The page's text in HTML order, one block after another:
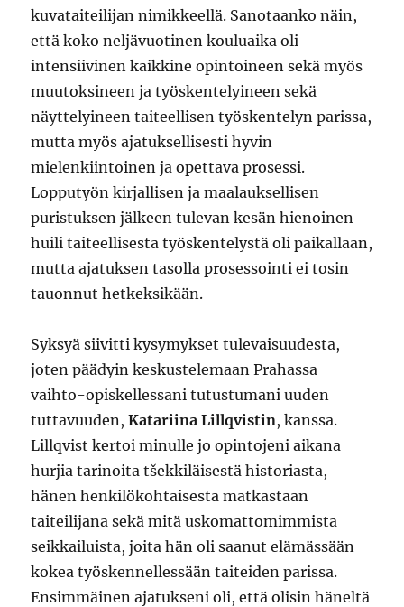
kuvataiteilijan nimikkeellä. Sanotaanko näin,
että koko neljävuotinen kouluaika oli
intensiivinen kaikkine opintoineen sekä myös
muutoksineen ja työskentelyineen sekä
näyttelyineen taiteellisen työskentelyn parissa,
mutta myös ajatuksellisesti hyvin
mielenkiintoinen ja opettava prosessi.
Lopputyön kirjallisen ja maalauksellisen
puristuksen jälkeen tulevan kesän hienoinen
huili taiteellisesta työskentelystä oli paikallaan,
mutta ajatuksen tasolla prosessointi ei tosin
tauonnut hetkeksikään.
Syksyä siivitti kysymykset tulevaisuudesta,
joten päädyin keskustelemaan Prahassa
vaihto-opiskellessani tutustumani uuden
tuttavuuden,Katariina Lillqvistin, kanssa.
Lillqvist kertoi minulle jo opintojeni aikana
hurjia tarinoita tšekkiläisestä historiasta,
hänen henkilökohtaisesta matkastaan
taiteilijana sekä mitä uskomattomimmista
seikkailuista, joita hän oli saanut elämässään
kokea työskennellessään taiteiden parissa.
Ensimmäinen ajatukseni oli, että olisin häneltä